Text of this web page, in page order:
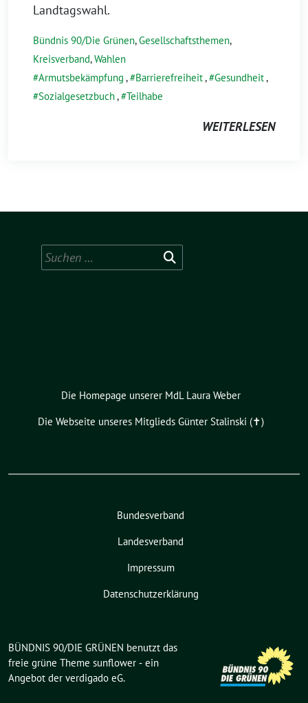
Landtagswahl.
Bündnis 90/Die Grünen,Gesellschaftsthemen,
Kreisverband,Wahlen
Armutsbekämpfung , Barrierefreiheit, Gesundheit,
Sozialgesetzbuch, Teilhabe
WEITERLESEN
Suchen
nach:
Die Homepage unserer MdL Laura Weber
Die Webseite unseres Mitglieds Günter Stalinski (✝︎)
Bundesverband
Landesverband
Impressum
Datenschutzerklärung
BÜNDNIS 90/DIE GRÜNEN benutzt das
freie grüne Theme sunflower ‐ ein
Angebot der verdigado eG.